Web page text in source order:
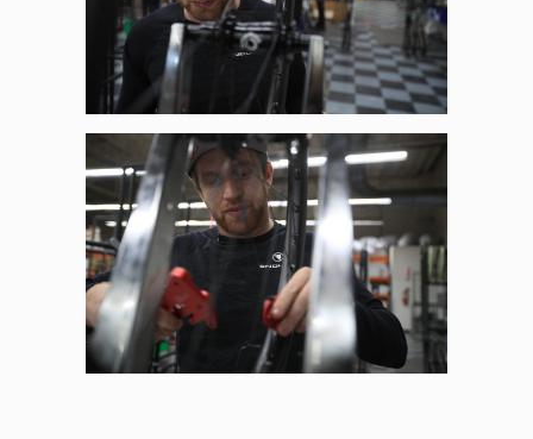
Panneau de gestion des
cookies